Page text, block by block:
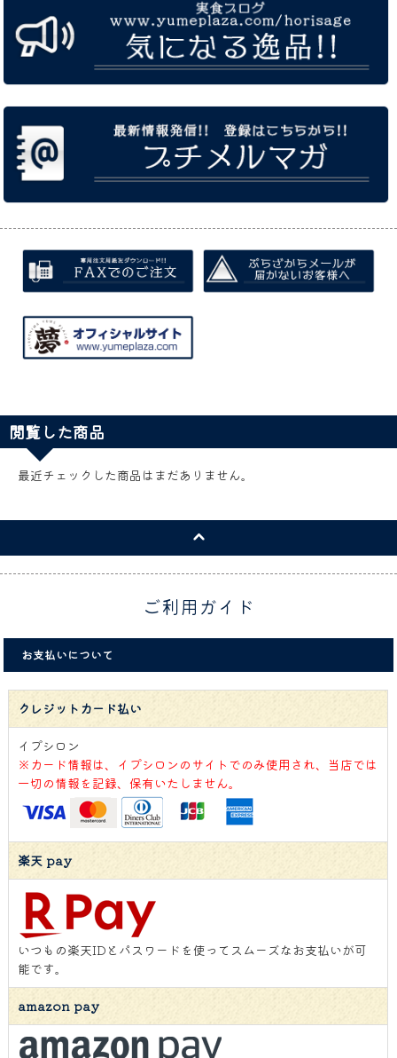
閲覧した商品
最近チェックした商品はまだありません。
ご利用ガイド
お支払いについて
クレジットカード払い
イプシロン
※カード情報は、イプシロンのサイトでのみ使用され、当店では
一切の情報を記録、保有いたしません。
楽天 pay
いつもの楽天IDとパスワードを使ってスムーズなお支払いが可
能です。
amazon pay